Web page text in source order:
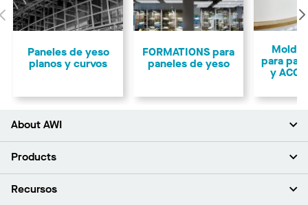
Anterior
Paneles de yeso
planos y curvos
FORMATIONS para
paneles de yeso
para
y
About AWI
Acerca de nosotros
Sala de prensa
Products
Plafones
Recursos